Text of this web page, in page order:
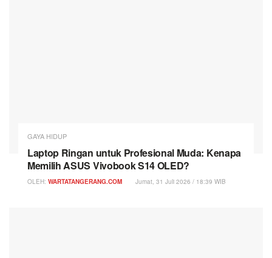
GAYA HIDUP
Laptop Ringan untuk Profesional Muda: Kenapa
Memilih ASUS Vivobook S14 OLED?
OLEH: WARTATANGERANG.COM Jumat, 31 Juli 2026 / 18:39 WIB